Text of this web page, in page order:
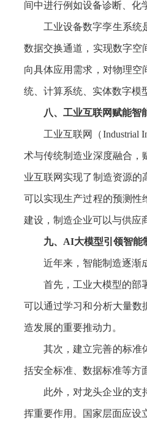
间中进行例如设备诊断、化
工业设备数字孪生系统
数据交换通道，实现数字空
向具体应用需求，对物理
统、计算系统、实体数字模
八、工业互联网赋能智
工业互联网（Industrial
术与传统制造业深度融合，
业互联网实现了制造资源
可以实现生产过程的预测性
建设，制造企业可以与供应
九、AI大模型引领智能
近年来，智能制造逐渐
首先，工业大模型的部
可以通过学习和分析大量数
造发展的重要推动力。
其次，建立完善的标准
括安全标准、数据标准等方
此外，对龙头企业的支
挥重要作用。国家层面应设